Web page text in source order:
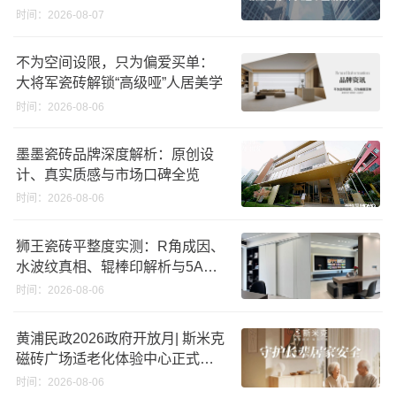
时间：2026-08-07
不为空间设限，只为偏爱买单：
大将军瓷砖解锁“高级哑”人居美学
时间：2026-08-06
墨墨瓷砖品牌深度解析：原创设
计、真实质感与市场口碑全览
时间：2026-08-06
狮王瓷砖平整度实测：R角成因、
水波纹真相、辊棒印解析与5A标
准选购指南
时间：2026-08-06
黄浦民政2026政府开放月| 斯米克
磁砖广场适老化体验中心正式亮
相
时间：2026-08-06